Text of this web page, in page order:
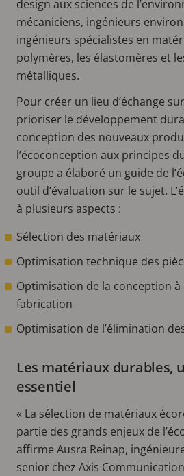
design aux sciences de
mécaniciens, ingénieurs
ingénieurs spécialistes en
polymères, les élastomères et
métalliques.
Pour créer un lieu d’échange
prioriser le développement
conception des nouveaux
l’écoconception aux principes
groupe a élaboré un guide de
outil d’évaluation sur le sujet.
à plusieurs aspects :
Sélection des matériaux
Optimisation technique des
Optimisation de la conception à
fabrication
Optimisation de l’élimination
Les matériaux durables,
essentiel
« La sélection de matériaux
partie des grands enjeux de
affirme Ausra Reinap,
senior chez Axis